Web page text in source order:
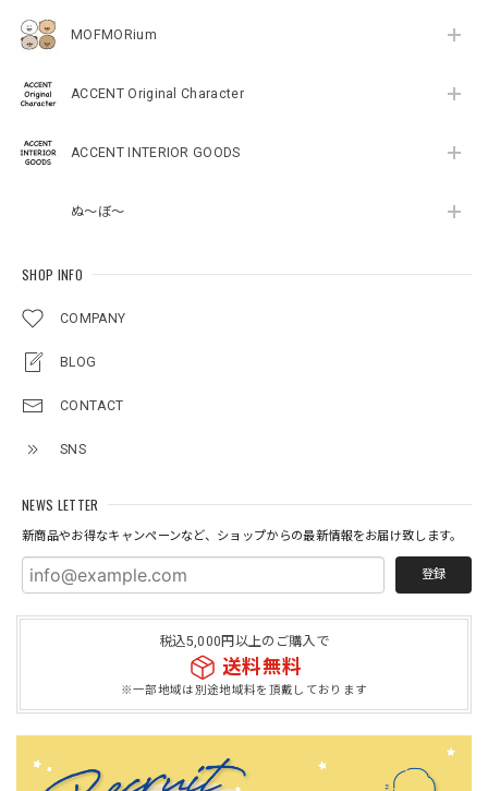
MOFMORium
ACCENT Original Character
ACCENT INTERIOR GOODS
ぬ～ぼ～
SHOP INFO
COMPANY
BLOG
CONTACT
SNS
NEWS LETTER
新商品やお得なキャンペーンなど、ショップからの最新情報をお届け致します。
登録
税込5,000円以上のご購入で
送料無料
※一部地域は別途地域料を頂戴しております